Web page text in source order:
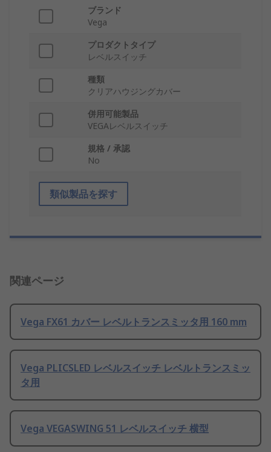
ブランド
Vega
プロダクトタイプ
レベルスイッチ
種類
クリアハウジングカバー
併用可能製品
VEGAレベルスイッチ
規格 / 承認
No
類似製品を探す
関連ページ
Vega FX61 カバー レベルトランスミッタ用 160 mm
Vega PLICSLED レベルスイッチ レベルトランスミッ
タ用
Vega VEGASWING 51 レベルスイッチ 横型